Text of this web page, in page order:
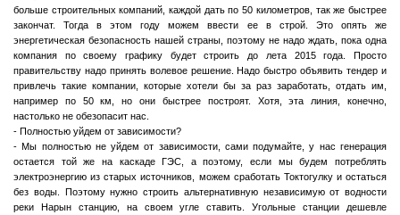
больше строительных компаний, каждой дать по 50 километров, так же быстрее
закончат. Тогда в этом году можем ввести ее в строй. Это опять же
энергетическая безопасность нашей страны, поэтому не надо ждать, пока одна
компания по своему графику будет строить до лета 2015 года. Просто
правительству надо принять волевое решение. Надо быстро объявить тендер и
привлечь такие компании, которые хотели бы за раз заработать, отдать им,
например по 50 км, но они быстрее построят. Хотя, эта линия, конечно,
настолько не обезопасит нас.
- Полностью уйдем от зависимости?
- Мы полностью не уйдем от зависимости, сами подумайте, у нас генерация
остается той же на каскаде ГЭС, а поэтому, если мы будем потреблять
электроэнергию из старых источников, можем сработать Токтогулку и остаться
без воды. Поэтому нужно строить альтернативную независимую от водности
реки Нарын станцию, на своем угле ставить. Угольные станции дешевле